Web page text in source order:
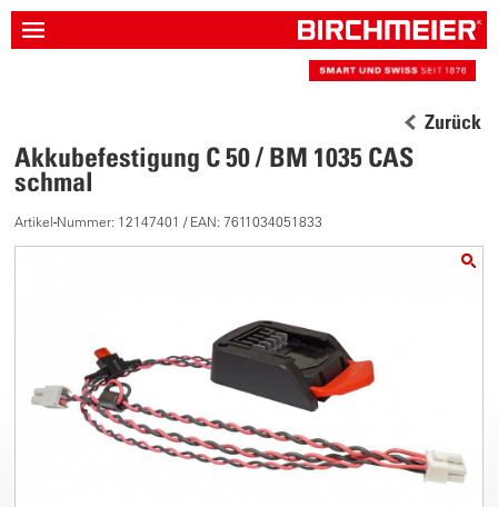
Zurück
Akkubefestigung C 50 / BM 1035 CAS
schmal
Artikel-Nummer: 12147401 / EAN: 7611034051833